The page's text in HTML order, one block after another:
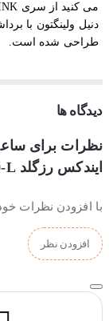
می کنید از سری ICONIC LINK
دنیل ولینگتون با
طراحی شده است.
قابل استفاده است.
می توان آنها را
جنس بند و بدنه
جنس بدنه و بند این
مشکی ساخته شده
دیدگاه ها
نظرات برای
ایندکس رزگلد DW-6330-L
با افزودن نظرات
افزودن نظر